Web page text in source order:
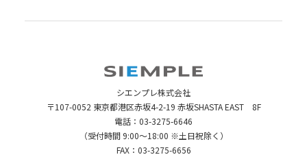
シエンプレ株式会社
〒107-0052 東京都港区赤坂4-2-19 赤坂SHASTA EAST 8F
電話： 03-3275-6646
（受付時間 9:00～18:00 ※土日祝除く）
FAX：03-3275-6656